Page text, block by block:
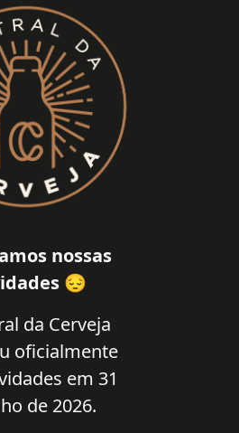
nossas
😔
da Cerveja
oficialmente
em 31
de 2026.